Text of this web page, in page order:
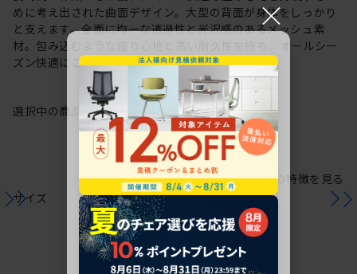
めに考え出された曲面デザイン。大型の背面が身体をしっかり
と支えます。全面に均一な透過性と光沢感のあるメッシュ素
材。包み込むような座り心地と高い耐久性を持ち、オールシー
ズン快適にご使用いただけます。
選択中の商品情報保証 注意事項
サイズ
シリーズの特徴を見る
×